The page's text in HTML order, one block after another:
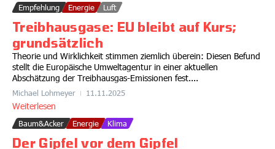
Empfehlung Energie Luft
Treibhausgase: EU bleibt auf Kurs;
grundsätzlich
Theorie und Wirklichkeit stimmen ziemlich überein: Diesen Befund
stellt die Europäische Umweltagentur in einer aktuellen
Abschätzung der Treibhausgas-Emissionen fest....
Michael Lohmeyer 11.11.2025
Weiterlesen
Baum&Acker Energie Klima
Der Gipfel vor dem Gipfel